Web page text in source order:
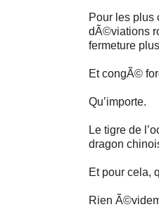
Pour les plus
dÃ©viations
fermeture
Et congÃ©
Qu’importe.
Le tigre de
dragon
Et pour cela,
Rien